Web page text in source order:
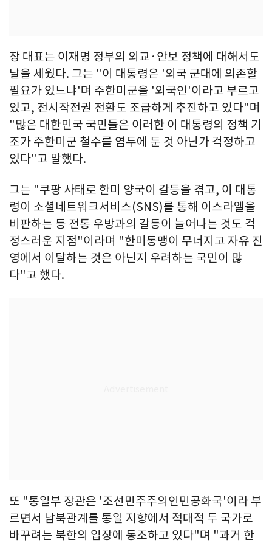
장 대표는 이재명 정부의 외교·안보 정책에 대해서도
날을 세웠다. 그는 "이 대통령은 '외국 군대에 의존할
필요가 있느냐'며 주한미군을 '외국인'이라고 부르고
있고, 전시작전권 전환도 조급하게 추진하고 있다"며
"많은 대한민국 국민들은 이러한 이 대통령의 정책 기
조가 주한미군 철수를 염두에 둔 것 아닌가 걱정하고
있다"고 말했다.
그는 "쿠팡 사태로 한미 양국이 갈등을 겪고, 이 대통
령이 소셜네트워크서비스(SNS)를 통해 이스라엘을
비판하는 등 전통 우방과의 갈등이 늘어나는 것도 걱
정스러운 지점"이라며 "한미동맹이 무너지고 자유 진
영에서 이탈하는 것은 아닌지 우려하는 국민이 많
다"고 했다.
또 "통일부 장관은 '조선민주주의인민공화국'이라 부
르면서 남북관계를 통일 지향에서 적대적 두 국가로
바꾸려는 북한의 입장에 동조하고 있다"며 "과거 한